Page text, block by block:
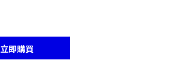
立即購買